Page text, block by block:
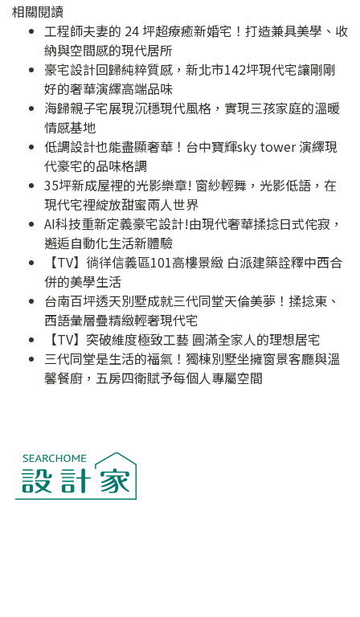
相關閱讀
工程師夫妻的 24 坪超療癒新婚宅！打造兼具美學、收
納與空間感的現代居所
豪宅設計回歸純粹質感，新北市142坪現代宅讓剛剛
好的奢華演繹高端品味
海歸親子宅展現沉穩現代風格，實現三孩家庭的溫暖
情感基地
低調設計也能盡顯奢華！台中寶輝sky tower 演繹現
代豪宅的品味格調
35坪新成屋裡的光影樂章! 窗紗輕舞，光影低語，在
現代宅裡綻放甜蜜兩人世界
AI科技重新定義豪宅設計!由現代奢華揉捻日式侘寂，
邂逅自動化生活新體驗
【TV】徜徉信義區101高樓景緻 白派建築詮釋中西合
併的美學生活
台南百坪透天別墅成就三代同堂天倫美夢！揉捻東、
西語彙層疊精緻輕奢現代宅
【TV】突破維度極致工藝 圓滿全家人的理想居宅
三代同堂是生活的福氣！獨棟別墅坐擁窗景客廳與溫
馨餐廚，五房四衛賦予每個人專屬空間